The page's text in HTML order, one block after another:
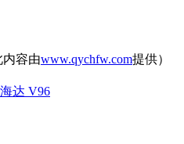
内容由www.qychfw.com提供）
达 V96